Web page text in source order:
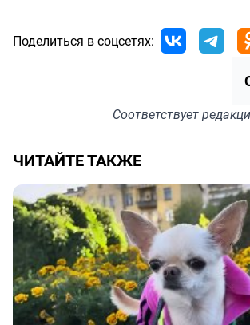
Поделиться в соцсетях:
Соответствует
ЧИТАЙТЕ ТАКЖЕ